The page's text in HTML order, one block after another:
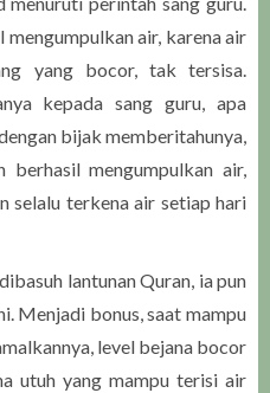
air, karena air
yang bocor, tak tersisa.
kepada sang guru, apa
bijak memberitahunya,
mengumpulkan air,
selalu terkena air setiap hari
lantunan Quran, ia pun
Menjadi bonus, saat mampu
level bejana bocor
utuh yang mampu terisi air